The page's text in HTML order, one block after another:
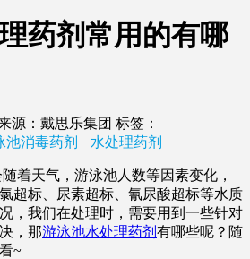
药剂常用的有哪
源：戴思乐集团 标签：
池消毒药剂 水处理药剂
天气，游泳池人数等因素变化，
超标、尿素超标、氰尿酸超标等水质
，我们在处理时，需要用到一些针对
，那游泳池水处理药剂 有哪些呢？随
~